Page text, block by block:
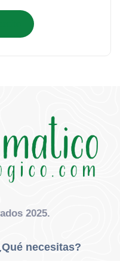
2025.
necesitas?